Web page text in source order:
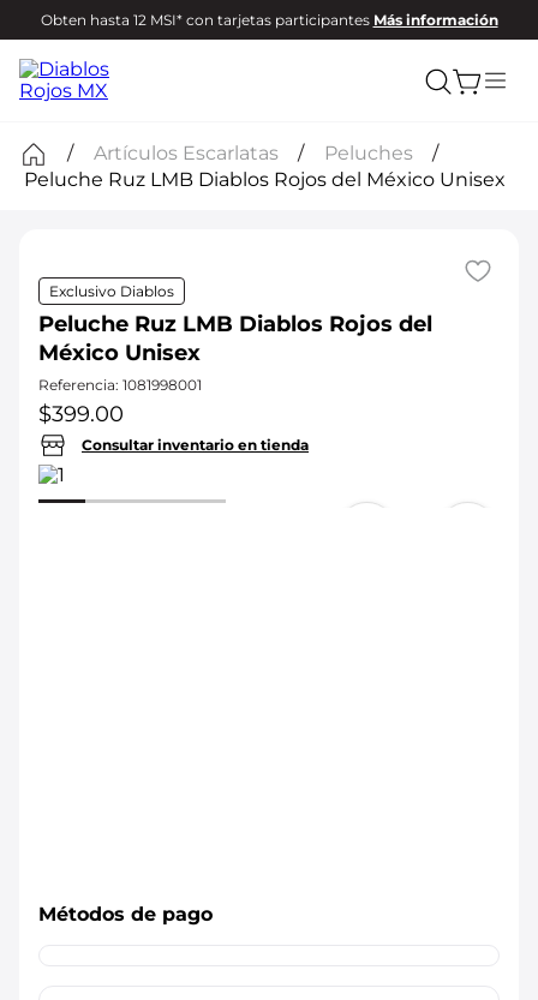
Obten hasta 12 MSI* con tarjetas participantes Más información
Artículos Escarlatas
Peluches
Peluche Ruz LMB Diablos Rojos del México Unisex
Exclusivo Diablos
Peluche Ruz LMB Diablos Rojos del
México Unisex
Referencia: 1081998001
$399.00
Consultar inventario en tienda
Métodos de pago